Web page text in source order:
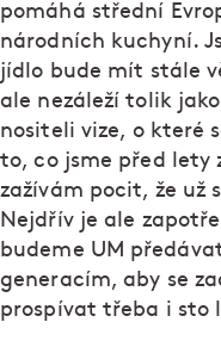
pomáhá střední
národních kuchyní.
jídlo bude mít stále
ale nezáleží tolik
nositeli vize, o které
to, co jsme před lety
zažívám pocit, že už
Nejdřív je ale
budeme UM
generacím, aby se
prospívat třeba i sto